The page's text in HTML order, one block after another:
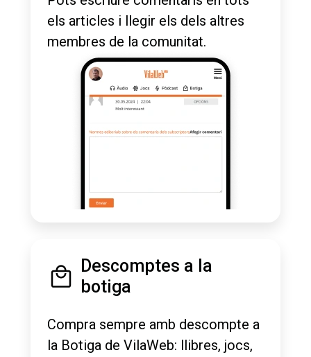
els articles i llegir els dels altres
membres de la comunitat.
Descomptes a la
botiga
Compra sempre amb descompte a
la Botiga de VilaWeb: llibres, jocs,